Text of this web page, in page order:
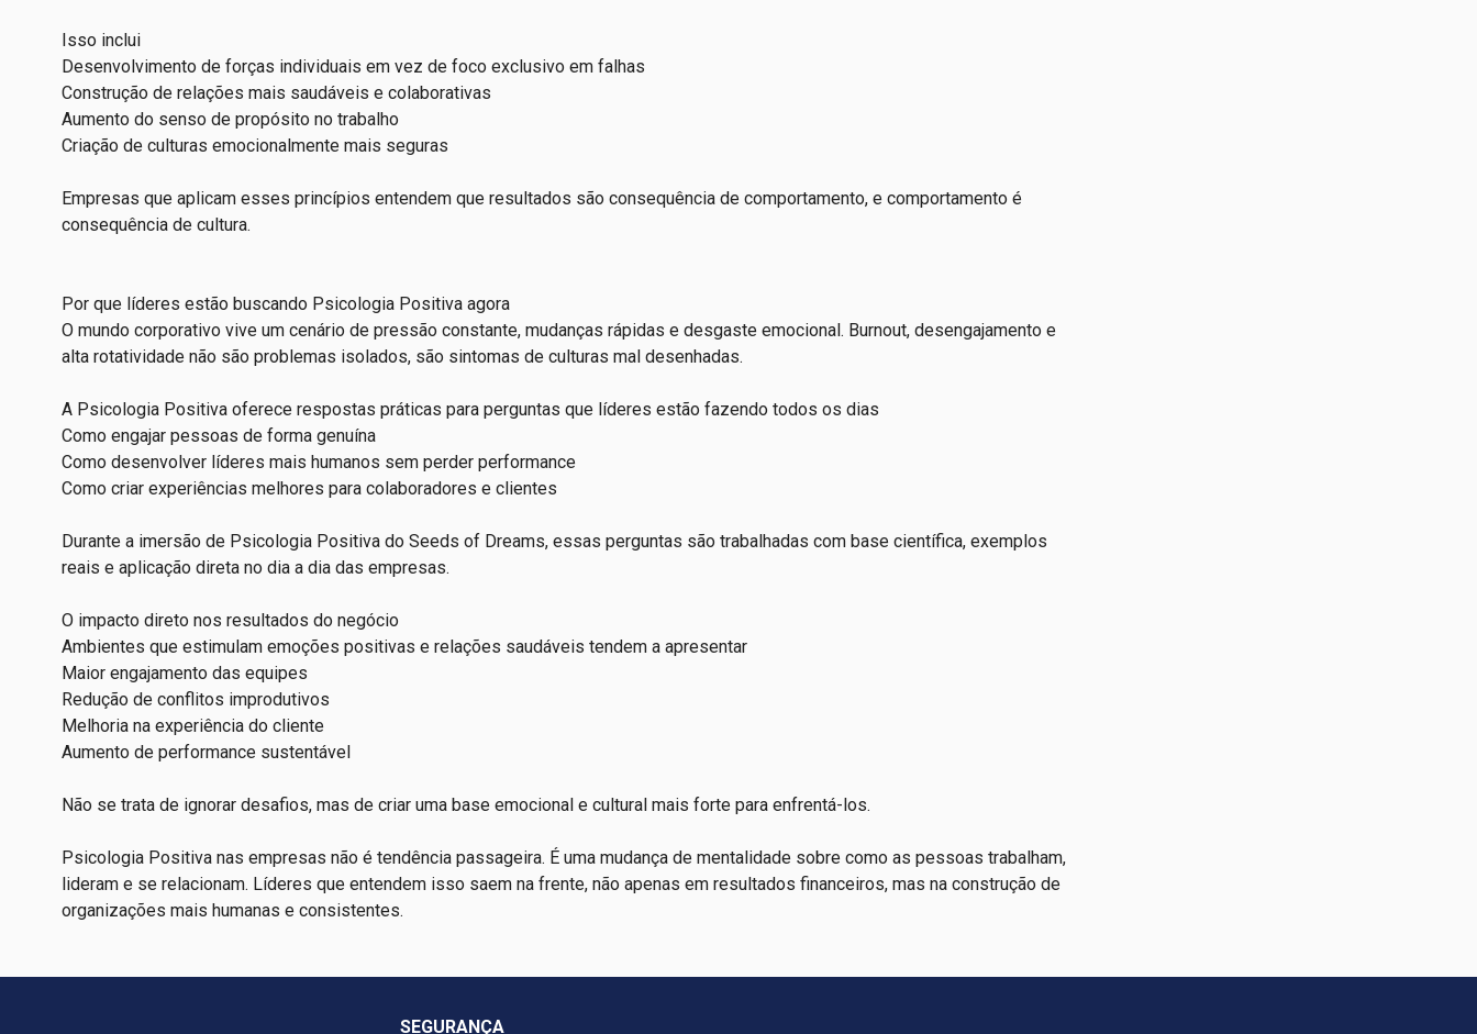
Isso inclui
Desenvolvimento de forças individuais em vez de foco exclusivo em falhas
Construção de relações mais saudáveis e colaborativas
Aumento do senso de propósito no trabalho
Criação de culturas emocionalmente mais seguras
Empresas que aplicam esses princípios entendem que resultados são consequência de comportamento, e comportamento é
consequência de cultura.
Por que líderes estão buscando Psicologia Positiva agora
O mundo corporativo vive um cenário de pressão constante, mudanças rápidas e desgaste emocional. Burnout, desengajamento e
alta rotatividade não são problemas isolados, são sintomas de culturas mal desenhadas.
A Psicologia Positiva oferece respostas práticas para perguntas que líderes estão fazendo todos os dias
Como engajar pessoas de forma genuína
Como desenvolver líderes mais humanos sem perder performance
Como criar experiências melhores para colaboradores e clientes
Durante a imersão de Psicologia Positiva do Seeds of Dreams, essas perguntas são trabalhadas com base científica, exemplos
reais e aplicação direta no dia a dia das empresas.
O impacto direto nos resultados do negócio
Ambientes que estimulam emoções positivas e relações saudáveis tendem a apresentar
Maior engajamento das equipes
Redução de conflitos improdutivos
Melhoria na experiência do cliente
Aumento de performance sustentável
Não se trata de ignorar desafios, mas de criar uma base emocional e cultural mais forte para enfrentá-los.
Psicologia Positiva nas empresas não é tendência passageira. É uma mudança de mentalidade sobre como as pessoas trabalham,
lideram e se relacionam. Líderes que entendem isso saem na frente, não apenas em resultados financeiros, mas na construção de
organizações mais humanas e consistentes.
SEGURANÇA